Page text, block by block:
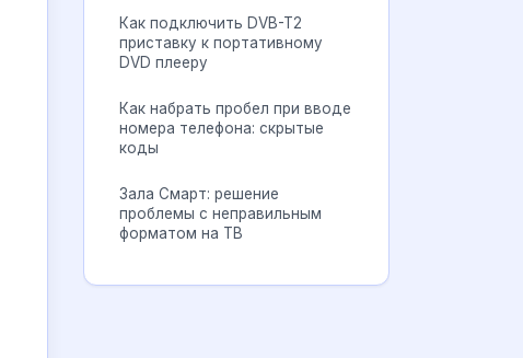
Как подключить DVB-T2
приставку к портативному
DVD плееру
Как набрать пробел при вводе
номера телефона: скрытые
коды
Зала Смарт: решение
проблемы с неправильным
форматом на ТВ